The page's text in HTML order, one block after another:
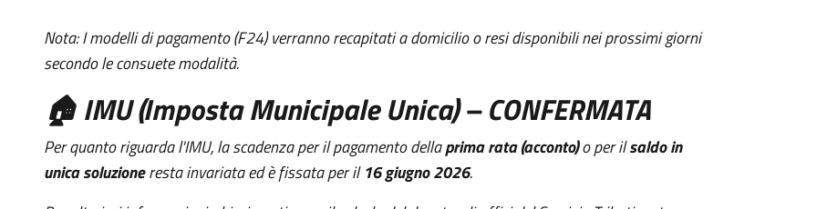
Nota: I modelli di pagamento (F24) verranno recapitati a domicilio o resi disponibili nei prossimi giorni
secondo le consuete modalità.
🏠 IMU (Imposta Municipale Unica) –CONFERMATA
Per quanto riguarda l'IMU, la scadenza per il pagamento dellaprima rata (acconto)o per ilsaldo in
unica soluzioneresta invariata ed è fissata per il16 giugno 2026.